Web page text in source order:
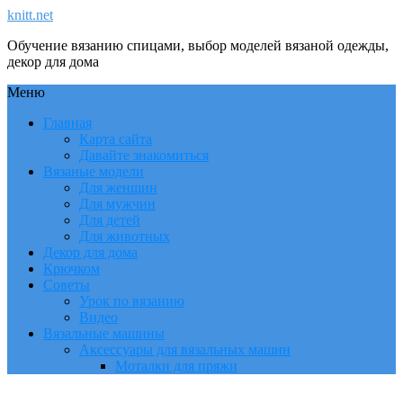
knitt.net
Обучение вязанию спицами, выбор моделей вязаной одежды,
декор для дома
Меню
Главная
Карта сайта
Давайте знакомиться
Вязаные модели
Для женщин
Для мужчин
Для детей
Для животных
Декор для дома
Крючком
Советы
Урок по вязанию
Видео
Вязальные машины
Аксессуары для вязальных машин
Моталки для пряжи